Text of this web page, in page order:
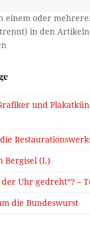
und
Bergisel (I.)
Uhr gedreht“? –
die Bundeswurst